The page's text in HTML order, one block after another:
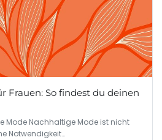
Frauen: So findest du deinen
Mode Nachhaltige Mode ist nicht
Notwendigkeit…